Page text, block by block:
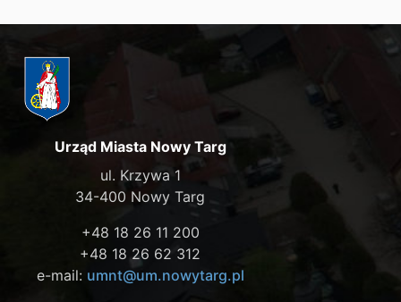
Urząd Miasta Nowy Targ
ul. Krzywa 1
34-400 Nowy Targ
+48 18 26 11 200
+48 18 26 62 312
e-mail: umnt@um.nowytarg.pl